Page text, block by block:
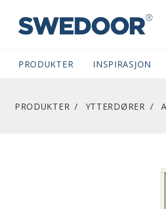
SWEDOOR
PRODUKTER INSPIRASJON
PRODUKTER YTTERDØRER